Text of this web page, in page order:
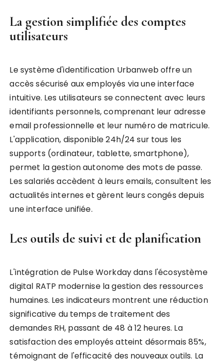
La gestion simplifiée des comptes
utilisateurs
Le système d'identification Urbanweb offre un
accès sécurisé aux employés via une interface
intuitive. Les utilisateurs se connectent avec leurs
identifiants personnels, comprenant leur adresse
email professionnelle et leur numéro de matricule.
L'application, disponible 24h/24 sur tous les
supports (ordinateur, tablette, smartphone),
permet la gestion autonome des mots de passe.
Les salariés accèdent à leurs emails, consultent les
actualités internes et gèrent leurs congés depuis
une interface unifiée.
Les outils de suivi et de planification
L'intégration de Pulse Workday dans l'écosystème
digital RATP modernise la gestion des ressources
humaines. Les indicateurs montrent une réduction
significative du temps de traitement des
demandes RH, passant de 48 à 12 heures. La
satisfaction des employés atteint désormais 85%,
témoignant de l'efficacité des nouveaux outils. La